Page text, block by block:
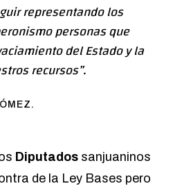
representando los
personas que
del Estado y la
recursos”.
Diputados sanjuaninos
de la Ley Bases pero